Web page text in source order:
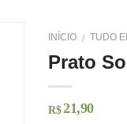
INÍCIO / TUDO
Prato
R$ 21,90